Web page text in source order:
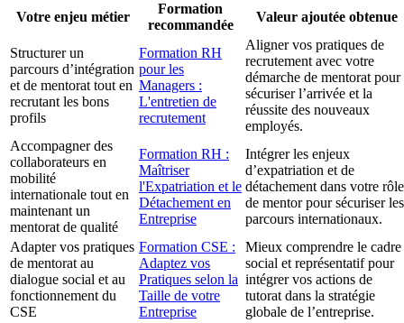
Votre enjeu métier
Formation
recommandée
Valeur ajoutée obtenue
Structurer un
parcours d’intégration
et de mentorat tout en
recrutant les bons
profils
Formation RH
pour les
Managers :
L'entretien de
recrutement
Aligner vos pratiques de
recrutement avec votre
démarche de mentorat pour
sécuriser l’arrivée et la
réussite des nouveaux
employés.
Accompagner des
collaborateurs en
mobilité
internationale tout en
maintenant un
mentorat de qualité
Formation RH :
Maîtriser
l'Expatriation et le
Détachement en
Entreprise
Intégrer les enjeux
d’expatriation et de
détachement dans votre rôle
de mentor pour sécuriser les
parcours internationaux.
Adapter vos pratiques
de mentorat au
dialogue social et au
fonctionnement du
CSE
Formation CSE :
Adaptez vos
Pratiques selon la
Taille de votre
Entreprise
Mieux comprendre le cadre
social et représentatif pour
intégrer vos actions de
tutorat dans la stratégie
globale de l’entreprise.